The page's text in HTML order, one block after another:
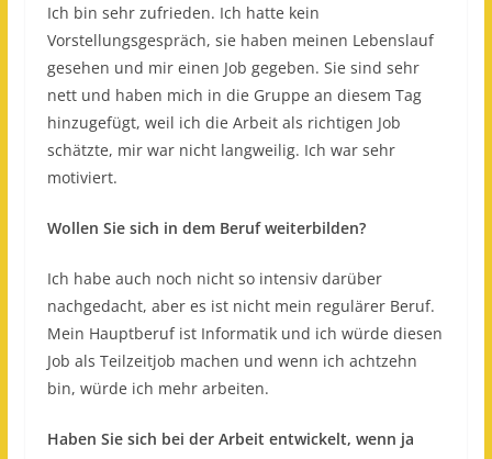
Ich bin sehr zufrieden. Ich hatte kein
Vorstellungsgespräch, sie haben meinen Lebenslauf
gesehen und mir einen Job gegeben. Sie sind sehr
nett und haben mich in die Gruppe an diesem Tag
hinzugefügt, weil ich die Arbeit als richtigen Job
schätzte, mir war nicht langweilig. Ich war sehr
motiviert.
Wollen Sie sich in dem Beruf weiterbilden?
Ich habe auch noch nicht so intensiv darüber
nachgedacht, aber es ist nicht mein regulärer Beruf.
Mein Hauptberuf ist Informatik und ich würde diesen
Job als Teilzeitjob machen und wenn ich achtzehn
bin, würde ich mehr arbeiten.
Haben Sie sich bei der Arbeit entwickelt, wenn ja